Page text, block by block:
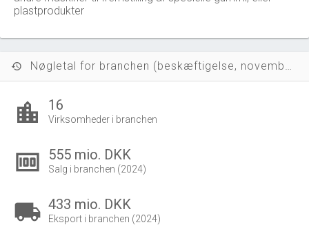
plastprodukter
history Nøgletal for branchen (beskæftigelse, november 2023)
location_city 16
Virksomheder i branchen
money 555 mio. DKK
Salg i branchen (2024)
local_shipping 433 mio. DKK
Eksport i branchen (2024)